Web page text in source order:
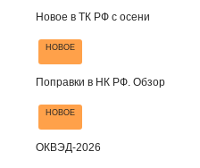
Новое в ТК РФ с осени
НОВОЕ
Поправки в НК РФ. Обзор
НОВОЕ
ОКВЭД-2026